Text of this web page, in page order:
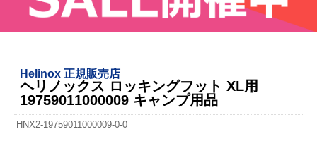
Helinox 正規販売店
ヘリノックス ロッキングフット XL用
19759011000009 キャンプ用品
HNX2-19759011000009-0-0